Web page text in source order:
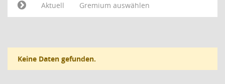
Aktuell
Gremium auswählen
Keine Daten gefunden.